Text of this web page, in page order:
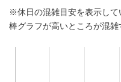
※休日の混雑目安を表示して
棒グラフが高いところが混雑